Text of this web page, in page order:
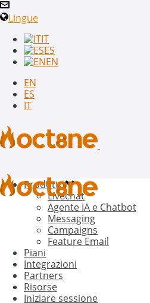
Lingue
IT
ES
EN
EN
ES
IT
Prodotto
Livechat
Agente IA e Chatbot
Messaging
Campaigns
Feature Email
Piani
Integrazioni
Partners
Risorse
Iniziare sessione